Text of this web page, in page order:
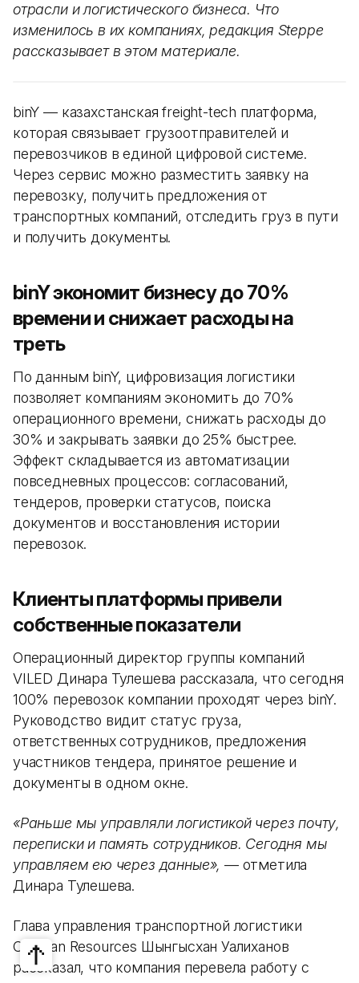
отрасли и логистического бизнеса. Что
изменилось в их компаниях, редакция Steppe
рассказывает в этом материале.
binY — казахстанская freight-tech платформа,
которая связывает грузоотправителей и
перевозчиков в единой цифровой системе.
Через сервис можно разместить заявку на
перевозку, получить предложения от
транспортных компаний, отследить груз в пути
и получить документы.
binY экономит бизнесу до 70%
времени и снижает расходы на
треть
По данным binY, цифровизация логистики
позволяет компаниям экономить до 70%
операционного времени, снижать расходы до
30% и закрывать заявки до 25% быстрее.
Эффект складывается из автоматизации
повседневных процессов: согласований,
тендеров, проверки статусов, поиска
документов и восстановления истории
перевозок.
Клиенты платформы привели
собственные показатели
Операционный директор группы компаний
VILED Динара Тулешева рассказала, что сегодня
100% перевозок компании проходят через binY.
Руководство видит статус груза,
ответственных сотрудников, предложения
участников тендера, принятое решение и
документы в одном окне.
«Раньше мы управляли логистикой через почту,
переписки и память сотрудников. Сегодня мы
управляем ею через данные», — отметила
Динара Тулешева.
Глава управления транспортной логистики
Caravan Resources Шынгысхан Уалиханов
рассказал, что компания перевела работу с